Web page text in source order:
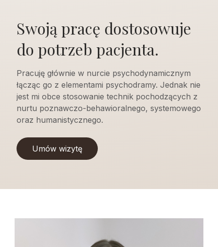
Swoją pracę dostosowuje
do potrzeb pacjenta.
Pracuję głównie w nurcie psychodynamicznym
łącząc go z elementami psychodramy. Jednak nie
jest mi obce stosowanie technik pochodzących z
nurtu poznawczo-behawioralnego, systemowego
oraz humanistycznego.
Umów wizytę